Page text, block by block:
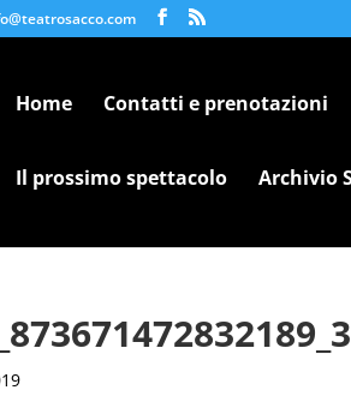
Home Contatti e prenotazioni
Il prossimo spettacolo Archivio